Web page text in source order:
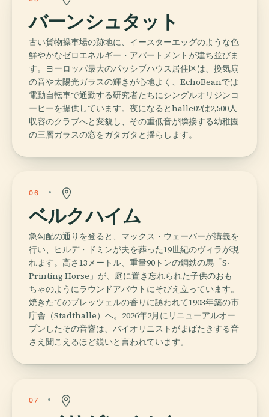
バーンシュタット
古い貨物操車場の跡地に、イースターエッグのような色
鮮やかなゼロエネルギー・アパートメントが建ち並びま
す。ヨーロッパ最大のパッシブハウス居住区は、換気扇
の音や太陽光ガラスの輝きが心地よく、EchoBeanでは
電動自転車で通勤する研究者たちにシングルオリジンコ
ーヒーを提供しています。夜になるとhalle02は2,500人
収容のクラブへと変貌し、その重低音が隣接する幼稚園
の三層ガラスの窓をガタガタと揺らします。
06
ベルクハイム
急勾配の通りを登ると、マックス・ウェーバーが講義を
行い、ヒルデ・ドミンが夫を葬った19世紀のヴィラが現
れます。高さ13メートル、重量90トンの鋼鉄の馬「S-
Printing Horse」が、庭に置き忘れられた子供のおも
ちゃのようにラウンドアバウトにそびえ立っています。
焼きたてのプレッツェルの香りに誘われて1903年築の市
庁舎（Stadthalle）へ。2026年2月にリニューアルオー
プンしたその音響は、バイオリニストがまばたきする音
さえ聞こえるほど鋭いと言われています。
07